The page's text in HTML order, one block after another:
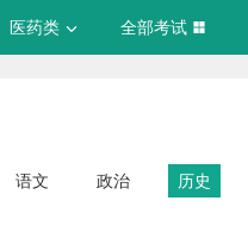
医药类 全部考试
语文 政治 历史